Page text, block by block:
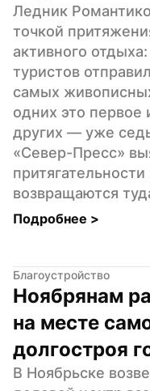
Ледник
точкой
активного
туристов
самых
одних это первое
других — уже
«Север-Пресс»
возвращаются
Подробнее >
Благоустройство
Ноябрянам
на месте
долгостроя
В Ноябрьске